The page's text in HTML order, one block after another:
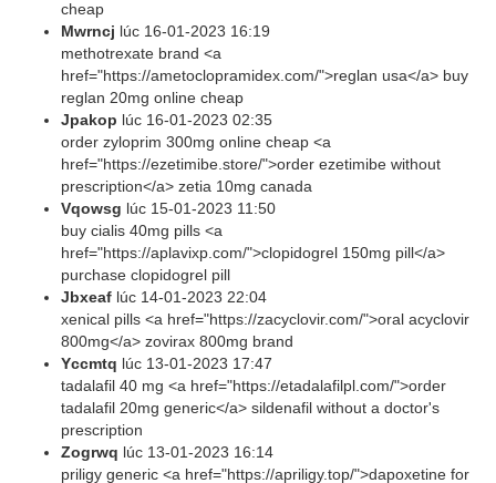
cheap
Mwrncj lúc 16-01-2023 16:19
methotrexate brand <a
href="https://ametoclopramidex.com/">reglan usa</a> buy
reglan 20mg online cheap
Jpakop lúc 16-01-2023 02:35
order zyloprim 300mg online cheap <a
href="https://ezetimibe.store/">order ezetimibe without
prescription</a> zetia 10mg canada
Vqowsg lúc 15-01-2023 11:50
buy cialis 40mg pills <a
href="https://aplavixp.com/">clopidogrel 150mg pill</a>
purchase clopidogrel pill
Jbxeaf lúc 14-01-2023 22:04
xenical pills <a href="https://zacyclovir.com/">oral acyclovir
800mg</a> zovirax 800mg brand
Yccmtq lúc 13-01-2023 17:47
tadalafil 40 mg <a href="https://etadalafilpl.com/">order
tadalafil 20mg generic</a> sildenafil without a doctor's
prescription
Zogrwq lúc 13-01-2023 16:14
priligy generic <a href="https://apriligy.top/">dapoxetine for